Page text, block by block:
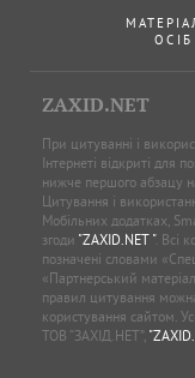
ZAXID.NET
При цитуванні і
Інтернеті відкриті для
нижче першого абзацу
Цитування і
Мобільних додатках,
згоди "ZAXID.NET ". Всі
позначені словами
«Партнерський
правил цитування
користування сайтом.
ТОВ “ЗАХІД.НЕТ”,